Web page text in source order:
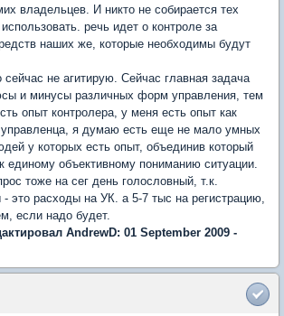
владельцев. И никто не собирается тех
речь идет о контроле за
наших же, которые необходимы будут
сейчас не агитирую. Сейчас главная задача
и минусы различных форм управления, тем
опыт контролера, у меня есть опыт как
управленца, я думаю есть еще не мало умных
у которых есть опыт, объединив который
объективному пониманию ситуации.
тоже на сег день голословный, т.к.
это расходы на УК. а 5-7 тыс на регистрацию,
если надо будет.
AndrewD: 01 September 2009 -